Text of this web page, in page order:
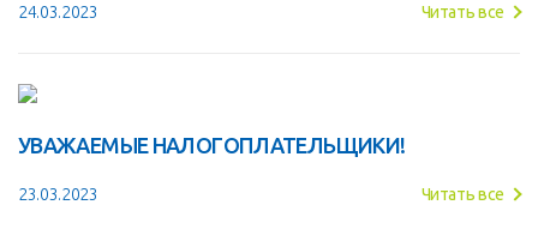
24.03.2023 Читать все
УВАЖАЕМЫЕ НАЛОГОПЛАТЕЛЬЩИКИ!
23.03.2023 Читать все